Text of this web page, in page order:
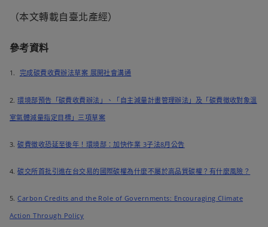
（本文轉載自臺北產經）
參考資料
1. 完成碳費收費辦法草案 展開社會溝通
2.環境部預告「碳費收費辦法」、「自主減量計畫管理辦法」及「碳費徵收對象溫
室氣體減量指定目標」三項草案
3.碳費徵收恐延至後年！環境部：加快作業 3子法8月公告
4.碳交所首批引進在台交易的國際碳權為什麼不屬於高品質碳權？有什麼風險？
5.Carbon Credits and the Role of Governments: Encouraging Climate
Action Through Policy